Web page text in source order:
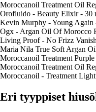
Moroccanoil Treatment Oil
Orofluido - Beauty Elixir - 30
Kevin Murphy - Young Again
Ogx - Argan Oil Of Morocco
Living Proof - No Frizz
Maria Nila True Soft Argan
Moroccanoil Treatment
Moroccanoil Treatment Oil
Moroccanoil - Treatment
Eri tyyppiset